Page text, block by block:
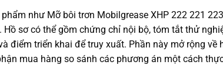
như Mỡ bôi trơn Mobilgrease XHP 222 221
sơ có thể gồm chứng chỉ nội bộ, tóm tắt thử
điểm triển khai để truy xuất. Phần này mở rộng
mua hàng so sánh các phương án một cách